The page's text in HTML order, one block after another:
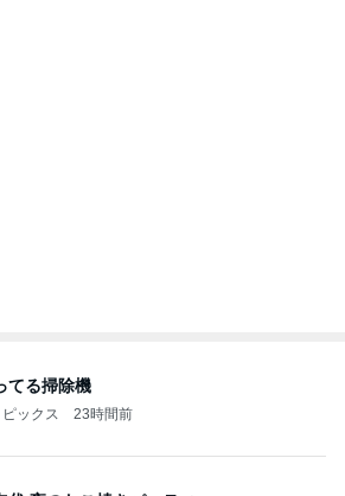
決まり安堵した次男坊
ックス 1日前